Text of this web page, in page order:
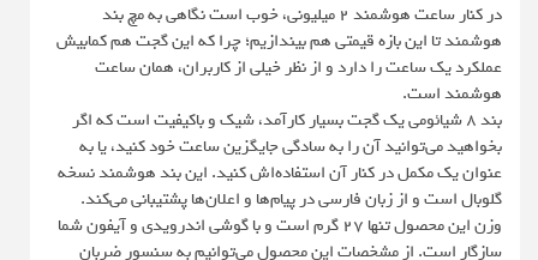
در کنار ساعت هوشمند ۲ میلیونی، خوب است نگاهی به مچ بند
هوشمند تا این بازه قیمتی هم بیندازیم؛ چرا که این گجت‌ هم کمابیش
عملکرد یک ساعت را دارد و از نظر خیلی از کاربران، همان ساعت
هوشمند است.
بند ۸ شیائومی یک گجت بسیار کارآمد، شیک و باکیفیت است که اگر
بخواهید می‌توانید آن را به سادگی جایگزین ساعت خود کنید، یا به
عنوان یک مکمل در کنار آن استفاده‌اش کنید. این بند هوشمند نسخه
گلوبال است و از زبان فارسی در پیام‌ها و اعلان‌ها پشتیبانی می‌کند.
وزن این محصول تنها ۲۷ گرم است و با گوشی اندرویدی و آیفون شما
سازگار است. از مشخصات این محصول می‌توانیم به سنسور ضربان